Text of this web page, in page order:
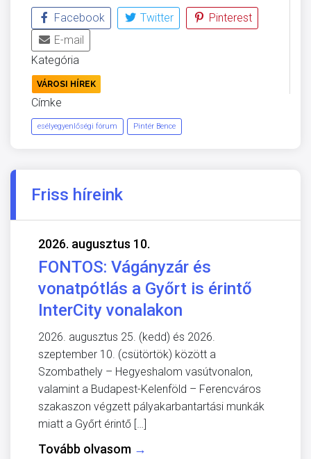
Facebook
Twitter
Pinterest
E-mail
Kategória
VÁROSI HÍREK
Címke
esélyegyenlőségi fórum Pintér Bence
Friss híreink
2026. augusztus 10.
FONTOS: Vágányzár és
vonatpótlás a Győrt is érintő
InterCity vonalakon
2026. augusztus 25. (kedd) és 2026.
szeptember 10. (csütörtök) között a
Szombathely – Hegyeshalom vasútvonalon,
valamint a Budapest-Kelenföld – Ferencváros
szakaszon végzett pályakarbantartási munkák
miatt a Győrt érintő […]
Tovább olvasom →